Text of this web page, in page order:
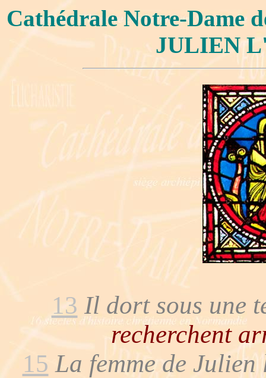
Cathédrale Notre-Dame
JULIEN
13 Il dort sous une
recherchent
15 La femme de